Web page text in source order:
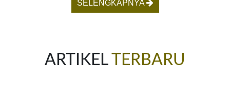
SELENGKAPNYA
ARTIKELTERBARU